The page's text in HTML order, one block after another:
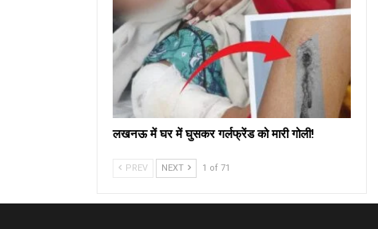
लखनऊ में घर में घुसकर गर्लफ्रेंड को मारी गोली!
PREV NEXT 1 of 71